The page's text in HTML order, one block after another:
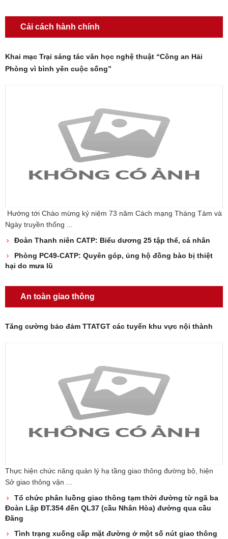
Cải cách hành chính
Khai mạc Trại sáng tác văn học nghệ thuật “Công an Hải
Phòng vì bình yên cuộc sống”
Hướng tới Chào mừng kỷ niệm 73 năm Cách mạng Tháng Tám và
Ngày truyền thống ...
Đoàn Thanh niên CATP: Biểu dương 25 tập thể, cá nhân
Phòng PC49-CATP: Quyên góp, ủng hộ đồng bào bị thiệt
hại do mưa lũ
An toàn giao thông
Tăng cường bảo đảm TTATGT các tuyến khu vực nội thành
Thực hiện chức năng quản lý hạ tầng giao thông đường bộ, hiện
Sở giao thông vận ...
Tổ chức phân luồng giao thông tạm thời đường từ ngã ba
Đoàn Lập ĐT.354 đến QL37 (cầu Nhân Hòa) đường qua cầu
Đăng
Tình trạng xuống cấp mặt đường ở một số nút giao thông